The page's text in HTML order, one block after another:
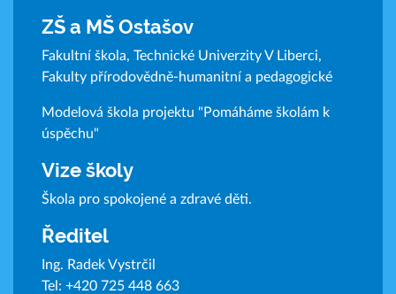
ZŠ a MŠ Ostašov
Fakultní škola, Technické Univerzity V Liberci,
Fakulty přírodovědně-humanitní a pedagogické
Modelová škola projektu "Pomáháme školám k
úspěchu"
Vize školy
Škola pro spokojené a zdravé děti.
Ředitel
Ing. Radek Vystrčil
Tel: +420 725 448 663